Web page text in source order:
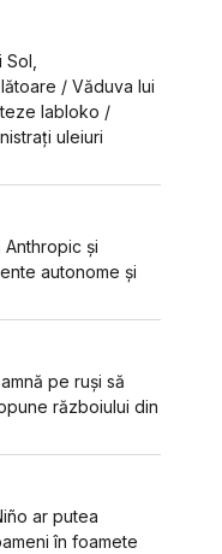
/ Văduva lui
Iabloko /
uleiuri
și
autonome și
pe ruși să
războiului din
ar putea
în foamete